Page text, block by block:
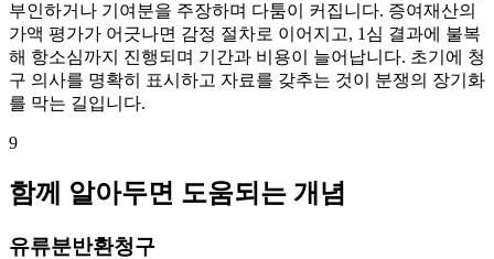
부인하거나 기여분을 주장하며 다툼이 커집니다. 증여재산의
가액 평가가 어긋나면 감정 절차로 이어지고, 1심 결과에 불복
해 항소심까지 진행되며 기간과 비용이 늘어납니다. 초기에 청
구 의사를 명확히 표시하고 자료를 갖추는 것이 분쟁의 장기화
를 막는 길입니다.
9
함께 알아두면 도움되는 개념
유류분반환청구